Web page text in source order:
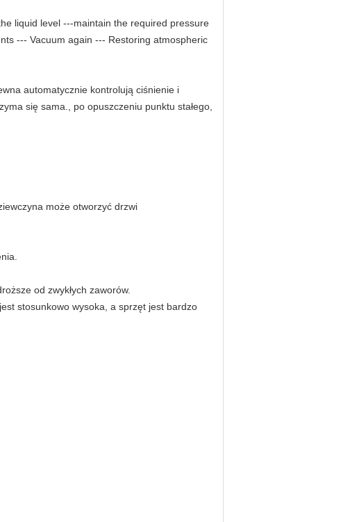
liquid level ---maintain the required pressure
--- Vacuum again --- Restoring atmospheric
automatycznie kontrolują ciśnienie i
się sama., po opuszczeniu punktu stałego,
może otworzyć drzwi
od zwykłych zaworów.
stosunkowo wysoka, a sprzęt jest bardzo